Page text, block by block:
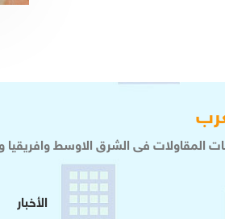
المقاولات فى الشرق الاوسط
الأخبار